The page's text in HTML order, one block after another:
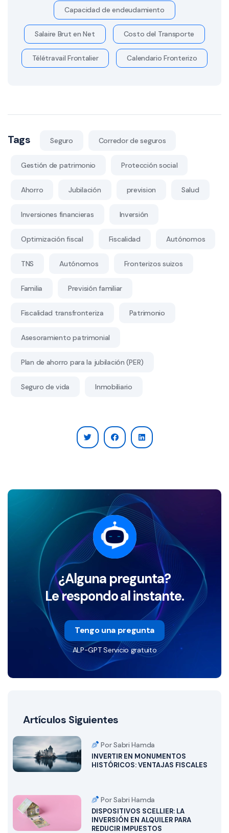
Capacidad de endeudamiento
Salaire Brut en Net Costo del Transporte
Télétravail Frontalier Calendario Fronterizo
Tags Seguro Corredor de seguros
Gestión de patrimonio Protección social
Ahorro Jubilación prevision Salud
Inversiones financieras Inversión
Optimización fiscal Fiscalidad Autónomos
TNS Autónomos Fronterizos suizos
Familia Previsión familiar
Fiscalidad transfronteriza Patrimonio
Asesoramiento patrimonial
Plan de ahorro para la jubilación (PER)
Seguro de vida Inmobiliario
¿Alguna pregunta?
Le respondo al instante.
Tengo una pregunta
ALP-GPT Servicio gratuito
Artículos Siguientes
Por Sabri Hamda
INVERTIR EN MONUMENTOS
HISTÓRICOS: VENTAJAS FISCALES
Por Sabri Hamda
DISPOSITIVOS SCELLIER: LA
INVERSIÓN EN ALQUILER PARA
REDUCIR IMPUESTOS